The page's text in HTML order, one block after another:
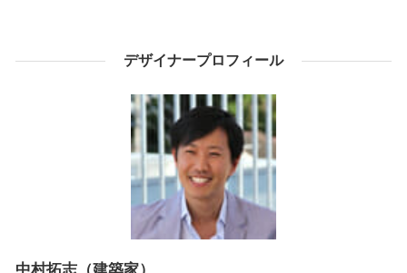
デザイナープロフィール